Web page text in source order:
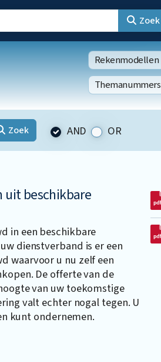
Zoek
Rekenmodellen
Themanummers
Zoek AND OR
uit beschikbare
in een beschikbare
dienstverband is er een
waarvoor u nu zelf een
De offerte van de
van uw toekomstige
valt echter nogal tegen. U
kunt ondernemen.